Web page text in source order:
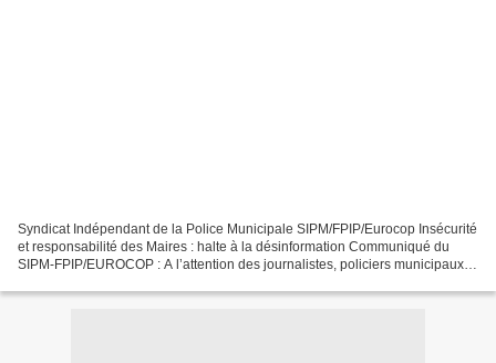
Syndicat Indépendant de la Police Municipale SIPM/FPIP/Eurocop Insécurité
et responsabilité des Maires : halte à la désinformation Communiqué du
SIPM-FPIP/EUROCOP : A l’attention des journalistes, policiers municipaux et